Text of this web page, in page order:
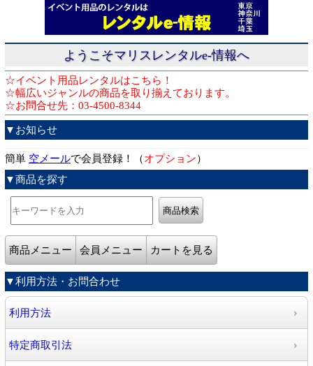
ようこそマリスレンタルe-情報へ
☆イベント用品レンタルはこちら！
☆幅広いジャンルの商品を取り揃えております。
☆お問合せ先：03-4500-8344
▼お知らせ
簡単 空メールで会員登録！（オプション）
▼商品を探す
商品メニュー 会員メニュー カートを見る
▼利用方法・お問合わせ
利用方法
特定商取引法